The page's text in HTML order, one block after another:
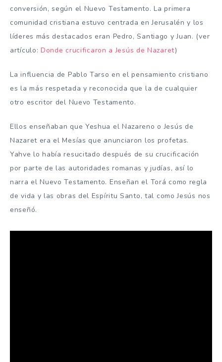
conversión, según el Nuevo Testamento. La primera
comunidad cristiana estuvo centrada en Jerusalén y los
líderes más destacados eran Pedro, Santiago y Juan. (ver
artículo:Donde crucificaron a Jesús de Nazaret)
La influencia de Pablo Tarso en el pensamiento cristiano
es la más respetada y reconocida que la de cualquier
otro escritor del Nuevo Testamento.
Ellos enseñaban que Yeshua el Nazareno o Jesús de
Nazaret era el Mesías que anunciaron los profetas.
Yahve lo había resucitado después de su crucificación
por parte de las autoridades romanas y judías, así lo
narra el Nuevo Testamento. Enseñan el Torá como regla
de vida y las obras del Espíritu Santo, tal como Jesús nos
enseñó.